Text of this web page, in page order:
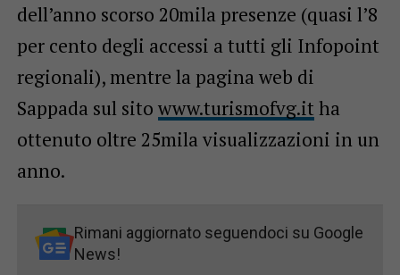
dell’anno scorso 20mila presenze (quasi l’8
per cento degli accessi a tutti gli Infopoint
regionali), mentre la pagina web di
Sappada sul sito www.turismofvg.it ha
ottenuto oltre 25mila visualizzazioni in un
anno.
Rimani aggiornato seguendoci su Google
News!